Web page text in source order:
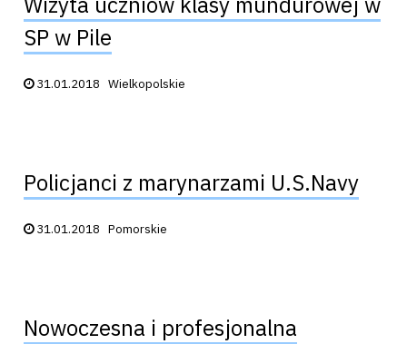
SP w Pile
Data publikacji:
31.01.2018 Wielkopolskie
Policjanci z marynarzami U.S.Navy
Data publikacji:
31.01.2018 Pomorskie
Nowoczesna i profesjonalna